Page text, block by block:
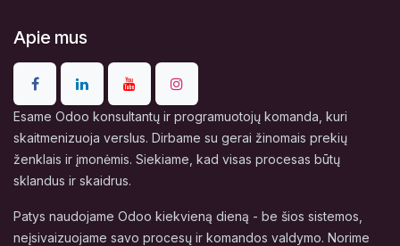
Apie mus
Esame Odoo konsultantų ir programuotojų komanda, kuri
skaitmenizuoja verslus. Dirbame su gerai žinomais prekių
ženklais ir įmonėmis. Siekiame, kad visas procesas būtų
sklandus ir skaidrus.
Patys naudojame Odoo kiekvieną dieną - be šios sistemos,
neįsivaizuojame savo procesų ir komandos valdymo. Norime